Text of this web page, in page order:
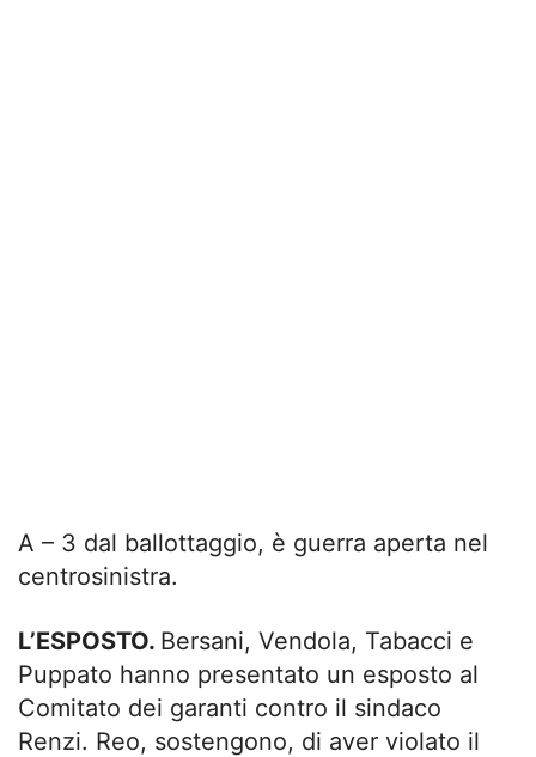
A – 3 dal ballottaggio, è guerra aperta nel
centrosinistra.
L’ESPOSTO. Bersani, Vendola, Tabacci e
Puppato hanno presentato un esposto al
Comitato dei garanti contro il sindaco
Renzi. Reo, sostengono, di aver violato il